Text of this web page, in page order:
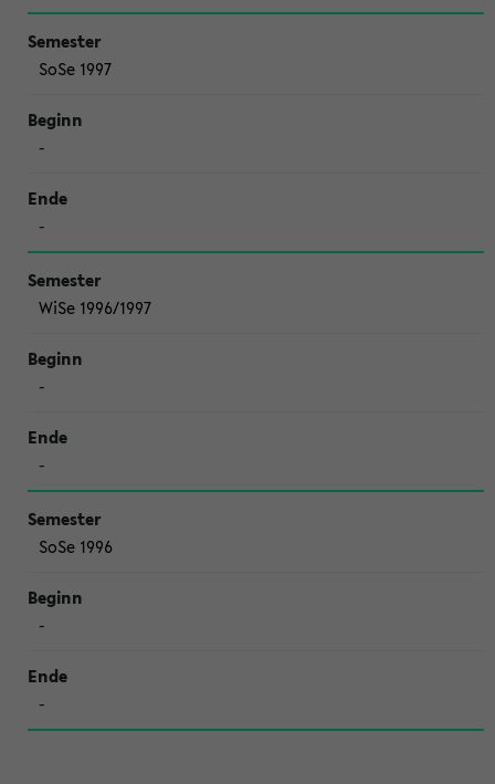
SoSe 1997
-
-
WiSe 1996/1997
-
-
SoSe 1996
-
-